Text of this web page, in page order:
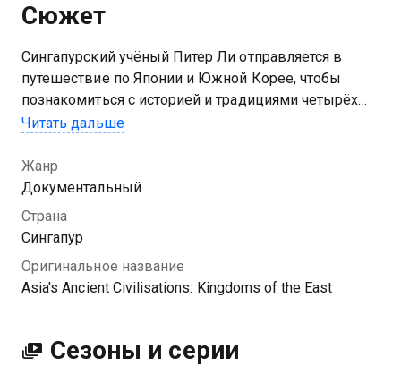
Сюжет
Сингапурский учёный Питер Ли отправляется в
путешествие по Японии и Южной Корее, чтобы
познакомиться с историей и традициями четырёх
народов Восточной Азии.
Посмотреть онлайн 1 сезон сериала Древние
цивилизации Азии вы можете совершенно
бесплатно в хорошем HD качестве на Казахтелеком
Читать дальше
Жанр
Документальный
Страна
Сингапур
Оригинальное название
Asia's Ancient Civilisations: Kingdoms of the East
Сезоны и серии